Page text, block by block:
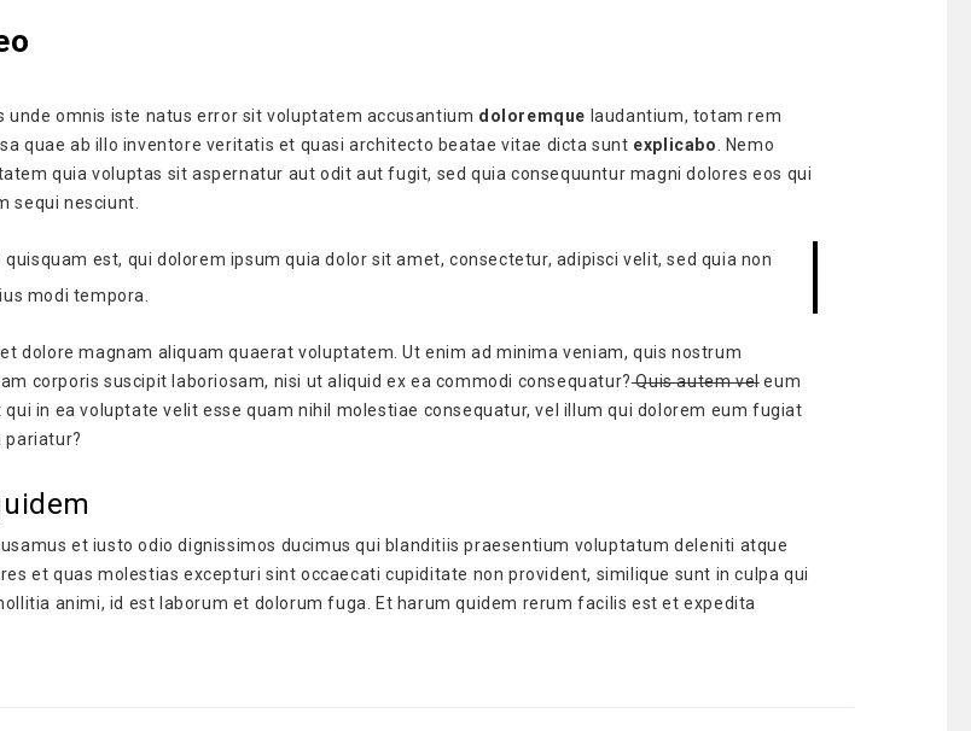
unde omnis iste natus error sit voluptatem accusantium doloremque laudantium, totam rem
quae ab illo inventore veritatis et quasi architecto beatae vitae dicta sunt explicabo
. Nemo
quia voluptas sit aspernatur aut odit aut fugit, sed quia consequuntur magni dolores eos qui
sequi nesciunt.
quisquam est, qui dolorem ipsum quia dolor sit amet, consectetur, adipisci velit, sed quia non
modi tempora.
dolore magnam aliquam quaerat voluptatem. Ut enim ad minima veniam, quis nostrum
corporis suscipit laboriosam, nisi ut aliquid ex ea commodi consequatur?Quis autem veleum
in ea voluptate velit esse quam nihil molestiae consequatur, vel illum qui dolorem eum fugiat
pariatur?
et iusto odio dignissimos ducimus qui blanditiis praesentium voluptatum deleniti atque
et quas molestias excepturi sint occaecati cupiditate non provident, similique sunt in culpa qui
animi, id est laborum et dolorum fuga. Et harum quidem rerum facilis est et expedita